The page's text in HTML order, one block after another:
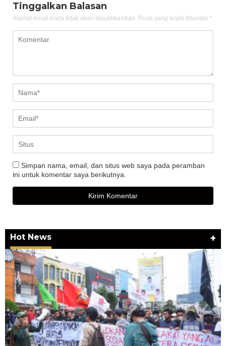
Tinggalkan Balasan
Alamat email Anda tidak akan dipublikasikan. Ruas yang wajib ditandai *
Simpan nama, email, dan situs web saya pada peramban
ini untuk komentar saya berikutnya.
Hot News +